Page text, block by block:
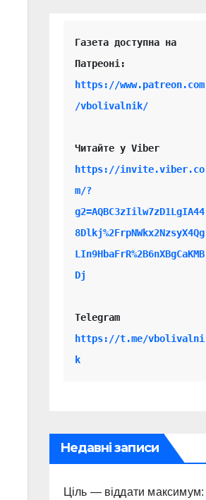
Газета доступна на
https://www.patreon.com
/vbolivalnik/
Читайте у Viber
https://invite.viber.co
m/?
g2=AQBC3zIilw7zD1LgIA44
8Dlkj%2FrpNWkx2NzsyX4Qg
LIn9HbaFrR%2B6nXBgCaKMB
Dj
Telegram
https://t.me/vbolivalni
k
Недавні записи
Ціль — віддати максимум: